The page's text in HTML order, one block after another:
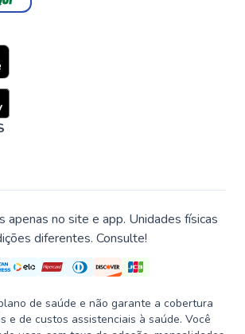
apenas no site e app. Unidades físicas
diferentes. Consulte!
de saúde e não garante a cobertura
e de custos assistenciais à saúde. Você